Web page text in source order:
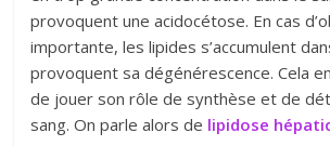
provoquent une acidocétose. En cas
importante, les lipides s’accumulent
provoquent sa dégénérescence. Cela
de jouer son rôle de synthèse et de
sang. On parle alors de lipidose